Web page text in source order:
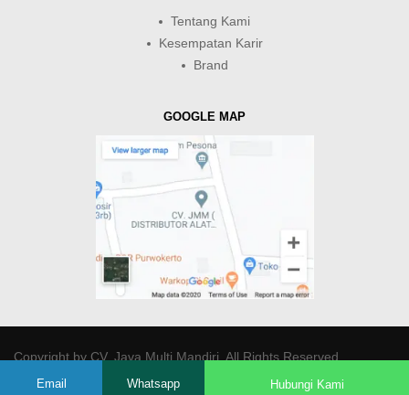
Tentang Kami
Kesempatan Karir
Brand
GOOGLE MAP
Copyright byCV. Java Multi Mandiri. All Rights Reserved.
Email Whatsapp Hubungi Kami